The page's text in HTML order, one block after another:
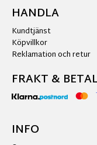
HANDLA
Kundtjänst
Köpvillkor
Reklamation och retur
FRAKT &
INFO